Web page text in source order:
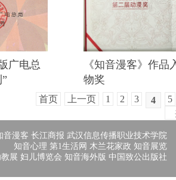
广电总
《知音漫客》作品
物奖
首页 上一页 1 2 3 4 5
音漫客 长江商报 武汉信息传播职业技术学院
知音心理 第1生活网 木兰花家政 知音展览
展 妇儿博览会 知音海外版 中国致公出版社